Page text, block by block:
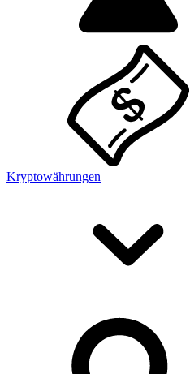
Kryptowährungen